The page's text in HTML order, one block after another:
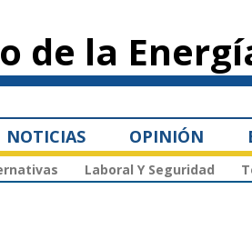
de la
NOTICIAS OPINIÓN
Laboral Y Seguridad